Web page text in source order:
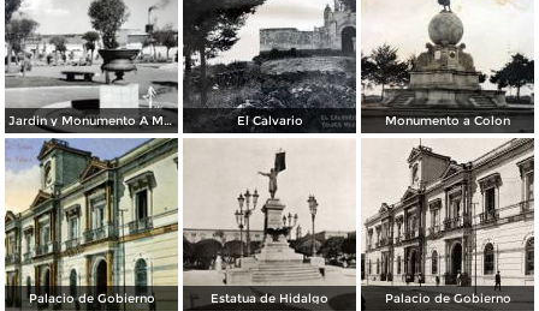
Jardin y Monumento A Morelos ( Fechada el dia 27 de Marzo de 1944 ) El Calvario Monumento a Colon
Palacio de Gobierno Estatua de Hidalgo Palacio de Gobierno